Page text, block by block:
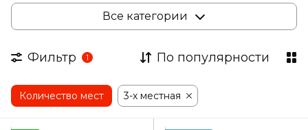
Антимоскитные приборы и средства
Газовое туристическое оборудование
Посуда Наборы для пикника
Все категории
Фильтр 1 По популярности
Количество мест 3-х местная